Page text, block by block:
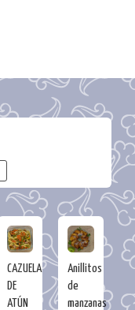
CAZUELA
DE
ATÚN
Anillitos
de
manzanas